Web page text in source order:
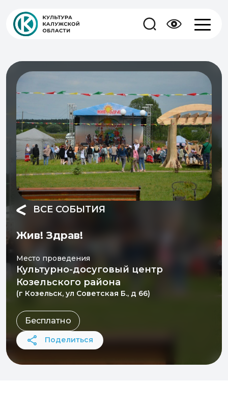
ВСЕ СОБЫТИЯ
Жив! Здрав!
Место проведения
Культурно-досуговый центр
Козельского района
(г Козельск, ул Советская Б., д 66)
Бесплатно
Поделиться